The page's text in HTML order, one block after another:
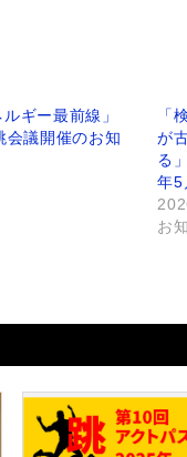
ギー最前線」
会議開催のお知
「
が
る
年5
お